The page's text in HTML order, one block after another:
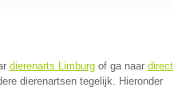
dierenarts Limburgof ga naar direct
dierenartsen tegelijk. Hieronder